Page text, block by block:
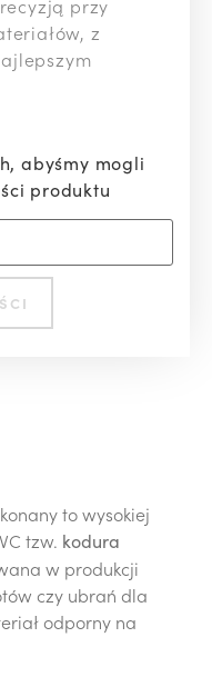
przy
z
abyśmy mogli
produktu
to wysokiej
tzw. kodura
w produkcji
czy ubrań dla
odporny na